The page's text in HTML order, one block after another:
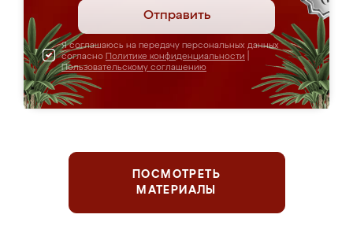
Отправить
Я соглашаюсь на передачу персональных данных
согласно Политике конфиденциальности
Пользовательскому соглашению
ПОСМОТРЕТЬ
МАТЕРИАЛЫ